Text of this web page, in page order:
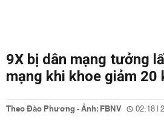
9X bị dân mạng tưởng
mạng khi khoe giảm 20
Theo Đào Phương - Ảnh: FBNV 02:18 |